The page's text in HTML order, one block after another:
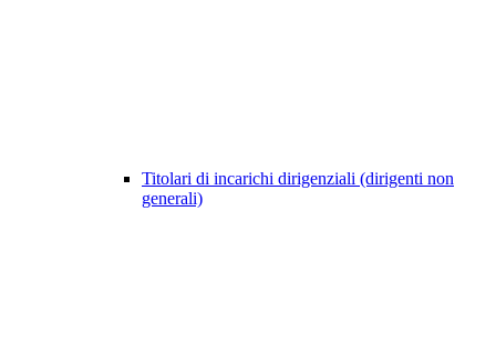
Titolari di incarichi dirigenziali (dirigenti non
generali)